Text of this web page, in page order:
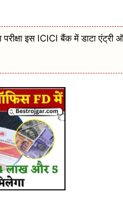
इस ICICI बैंक में डाटा एंट्री